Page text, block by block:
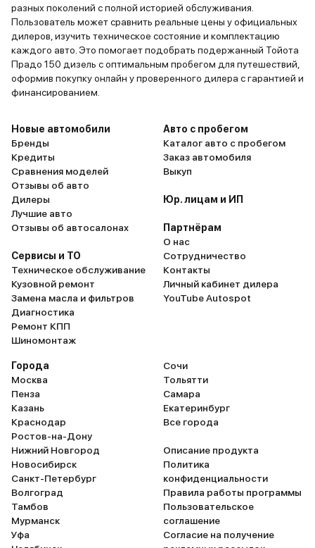
разных поколений с полной историей обслуживания.
Пользователь может сравнить реальные цены у официальных
дилеров, изучить техническое состояние и комплектацию
каждого авто. Это помогает подобрать подержанный Тойота
Прадо 150 дизель с оптимальным пробегом для путешествий,
оформив покупку онлайн у проверенного дилера с гарантией и
финансированием.
Новые автомобили
Бренды
Кредиты
Сравнения моделей
Отзывы об авто
Дилеры
Лучшие авто
Отзывы об автосалонах
Сервисы и ТО
Техническое обслуживание
Кузовной ремонт
Замена масла и фильтров
Диагностика
Ремонт КПП
Шиномонтаж
Авто с пробегом
Каталог авто с пробегом
Заказ автомобиля
Выкуп
Юр. лицам и ИП
Партнёрам
О нас
Сотрудничество
Контакты
Личный кабинет дилера
YouTube Autospot
Города
Москва
Пенза
Казань
Краснодар
Ростов-на-Дону
Нижний Новгород
Новосибирск
Санкт-Петербург
Волгоград
Тамбов
Мурманск
Уфа
Сочи
Тольятти
Самара
Екатеринбург
Все города
Описание продукта
Политика
конфиденциальности
Правила работы программы
Пользовательское
соглашение
Согласие на получение